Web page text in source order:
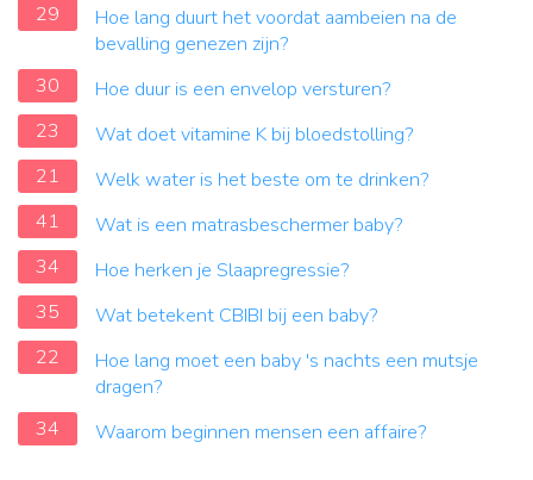
29
Hoe lang duurt het voordat aambeien na de
bevalling genezen zijn?
30
Hoe duur is een envelop versturen?
23
Wat doet vitamine K bij bloedstolling?
21
Welk water is het beste om te drinken?
41
Wat is een matrasbeschermer baby?
34
Hoe herken je Slaapregressie?
35
Wat betekent CBIBI bij een baby?
22
Hoe lang moet een baby 's nachts een mutsje
dragen?
34
Waarom beginnen mensen een affaire?